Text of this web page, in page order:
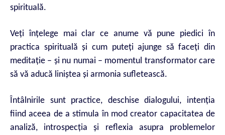
spirituală.
Veți înțelege mai clar ce anume vă pune piedici în
practica spirituală și cum puteți ajunge să faceți din
meditație – și nu numai – momentul transformator care
să vă aducă liniștea și armonia sufletească.
Întâlnirile sunt practice, deschise dialogului, intenția
fiind aceea de a stimula în mod creator capacitatea de
analiză, introspecția și reflexia asupra problemelor